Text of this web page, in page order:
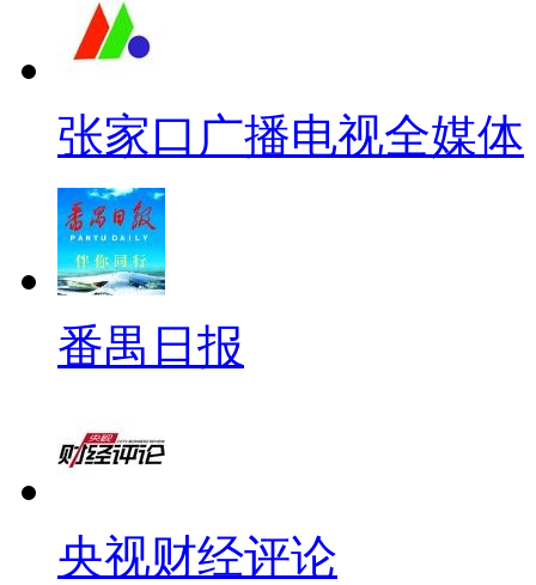
张家口广播电视全媒体
番禺日报
央视财经评论